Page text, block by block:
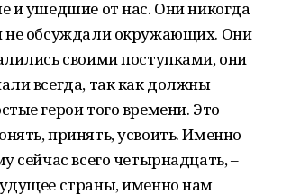
и ушедшие от нас. Они никогда
не обсуждали окружающих. Они
своими поступками, они
всегда, так как должны
герои того времени. Это
принять, усвоить. Именно
сейчас всего четырнадцать, –
страны, именно нам